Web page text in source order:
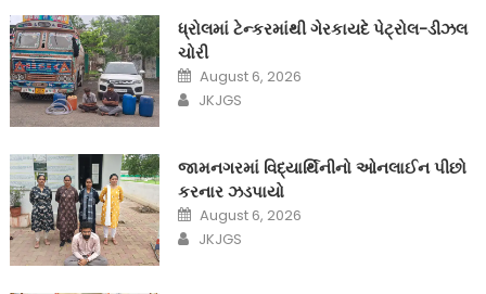
ધ્રોલમાં ટેન્કરમાંથી ગેરકાયદે પેટ્રોલ-ડીઝલ
ચોરી
Posted
on
August 6, 2026
Author
JKJGS
જામનગરમાં વિદ્યાર્થિનીનો ઓનલાઈન પીછો
કરનાર ઝડપાયો
Posted
on
August 6, 2026
Author
JKJGS